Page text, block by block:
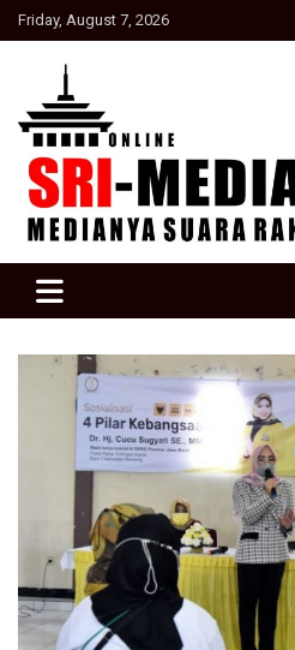
Skip
to
Friday, August 7, 2026
SRI Media news